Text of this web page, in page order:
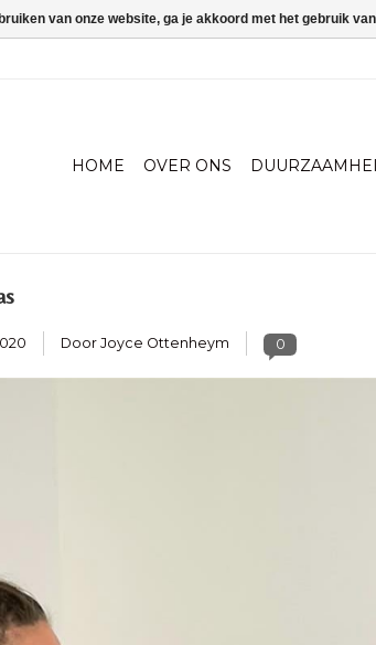
HOME OVER ONS
Door Joyce Ottenheym 0
van onze website, ga je akkoord met het gebruik